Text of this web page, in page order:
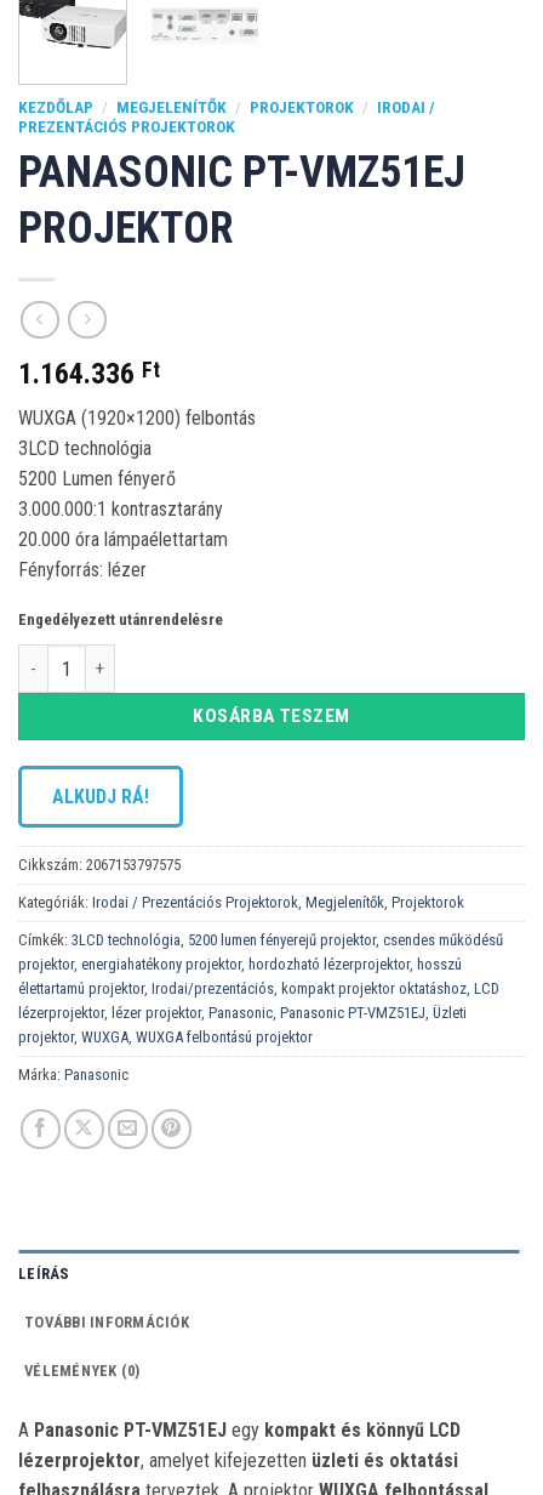
KEZDŐLAP / MEGJELENÍTŐK / PROJEKTOROK / IRODAI /
PREZENTÁCIÓS PROJEKTOROK
PANASONIC PT-VMZ51EJ
PROJEKTOR
1.164.336 Ft
WUXGA (1920×1200) felbontás
3LCD technológia
5200 Lumen fényerő
3.000.000:1 kontrasztarány
20.000 óra lámpaélettartam
Fényforrás: lézer
Engedélyezett utánrendelésre
Panasonic PT-VMZ51EJ projektor mennyiség
KOSÁRBA TESZEM
ALKUDJ RÁ!
Cikkszám: 2067153797575
Kategóriák: Irodai / Prezentációs Projektorok, Megjelenítők, Projektorok
Címkék: 3LCD technológia, 5200 lumen fényerejű projektor, csendes működésű
projektor, energiahatékony projektor, hordozható lézerprojektor, hosszú
élettartamú projektor, Irodai/prezentációs, kompakt projektor oktatáshoz, LCD
lézerprojektor, lézer projektor, Panasonic, Panasonic PT-VMZ51EJ, Üzleti
projektor, WUXGA, WUXGA felbontású projektor
Márka: Panasonic
LEÍRÁS
TOVÁBBI INFORMÁCIÓK
VÉLEMÉNYEK (0)
A Panasonic PT-VMZ51EJ egy kompakt és könnyű LCD
lézerprojektor, amelyet kifejezetten üzleti és oktatási